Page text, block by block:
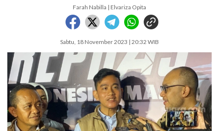
Farah Nabilla | Elvariza Opita
Sabtu, 18 November 2023 | 20:32 WIB